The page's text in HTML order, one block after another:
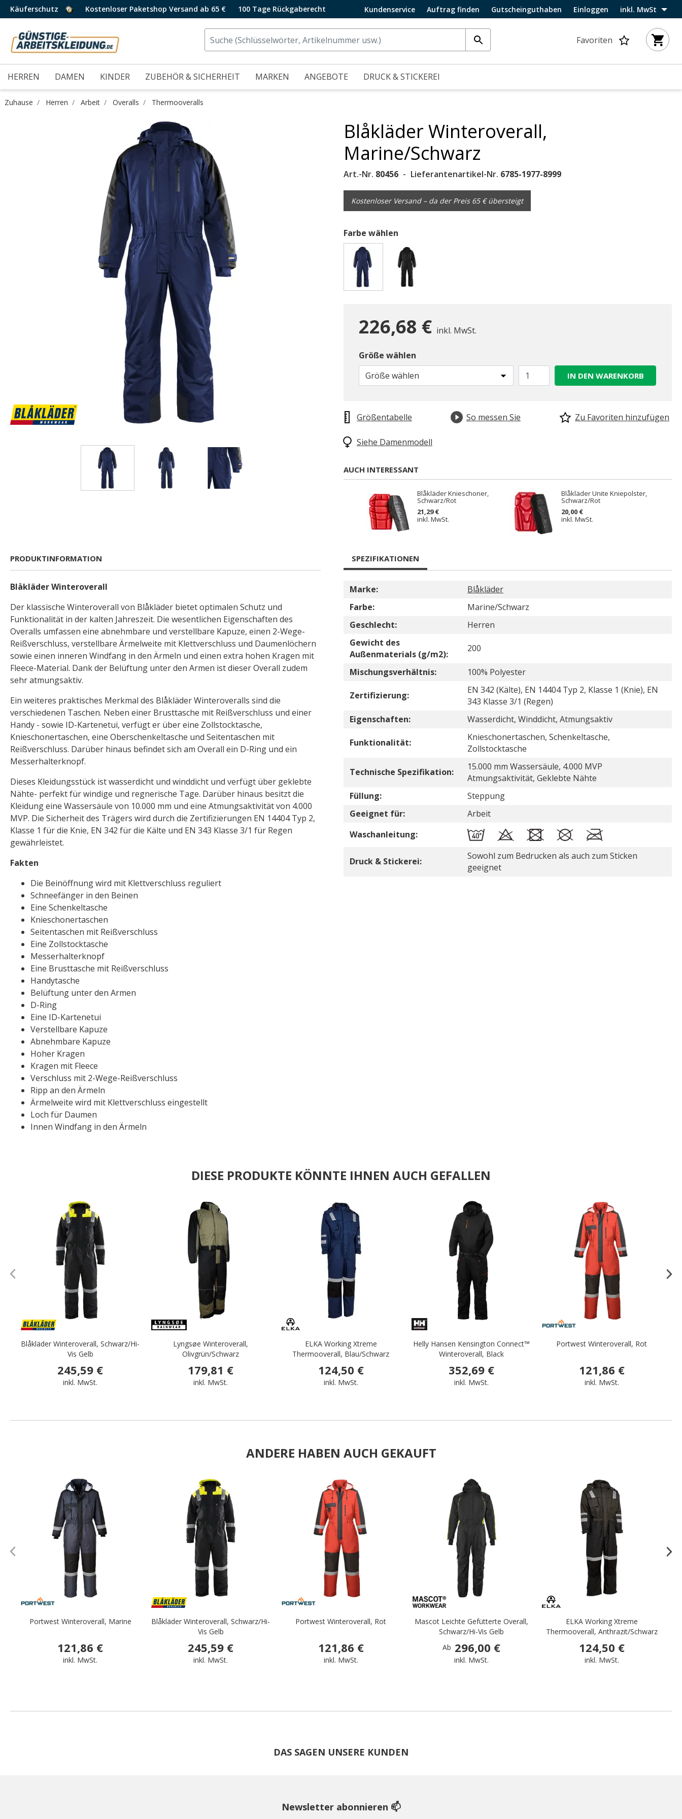
Käuferschutz Kostenloser Paketshop Versand ab 65 € 100 Tage Rückgaberecht Kundenservice Auftrag finden Gutscheinguthaben Einloggen inkl. MwSt
Favoriten
HERREN DAMEN KINDER ZUBEHÖR & SICHERHEIT MARKEN ANGEBOTE DRUCK & STICKEREI
Zuhause Herren Arbeit Overalls Thermooveralls
Blåkläder Winteroverall,
Marine/Schwarz
Art.-Nr. 80456 Lieferantenartikel-Nr. 6785-1977-8999
Kostenloser Versand – da der Preis 65 € übersteigt
Farbe wählen
226,68 € inkl. MwSt.
Größe wählen
Größe wählen
IN DEN WARENKORB
Größentabelle So messen Sie Zu Favoriten hinzufügen
Siehe Damenmodell
AUCH INTERESSANT
Blåkläder Knieschoner,
Schwarz/Rot
21,29 €
inkl. MwSt.
Blåkläder Unite Kniepolster,
Schwarz/Rot
20,00 €
inkl. MwSt.
PRODUKTINFORMATION
Blåkläder Winteroverall
Der klassische Winteroverall von Blåkläder bietet optimalen Schutz und
Funktionalität in der kalten Jahreszeit. Die wesentlichen Eigenschaften des
Overalls umfassen eine abnehmbare und verstellbare Kapuze, einen 2-Wege-
Reißverschluss, verstellbare Ärmelweite mit Klettverschluss und Daumenlöchern
sowie einen inneren Windfang in den Ärmeln und einen extra hohen Kragen mit
Fleece-Material. Dank der Belüftung unter den Armen ist dieser Overall zudem
sehr atmungsaktiv.
Ein weiteres praktisches Merkmal des Blåkläder Winteroveralls sind die
verschiedenen Taschen. Neben einer Brusttasche mit Reißverschluss und einer
Handy - sowie ID-Kartenetui, verfügt er über eine Zollstocktasche,
Knieschonertaschen, eine Oberschenkeltasche und Seitentaschen mit
Reißverschluss. Darüber hinaus befindet sich am Overall ein D-Ring und ein
Messerhalterknopf.
Dieses Kleidungsstück ist wasserdicht und winddicht und verfügt über geklebte
Nähte- perfekt für windige und regnerische Tage. Darüber hinaus besitzt die
Kleidung eine Wassersäule von 10.000 mm und eine Atmungsaktivität von 4.000
MVP. Die Sicherheit des Trägers wird durch die Zertifizierungen EN 14404 Typ 2,
Klasse 1 für die Knie, EN 342 für die Kälte und EN 343 Klasse 3/1 für Regen
gewährleistet.
Fakten
Die Beinöffnung wird mit Klettverschluss reguliert
Schneefänger in den Beinen
Eine Schenkeltasche
Knieschonertaschen
Seitentaschen mit Reißverschluss
Eine Zollstocktasche
Messerhalterknopf
Eine Brusttasche mit Reißverschluss
Handytasche
Belüftung unter den Armen
D-Ring
Eine ID-Kartenetui
Verstellbare Kapuze
Abnehmbare Kapuze
Hoher Kragen
Kragen mit Fleece
Verschluss mit 2-Wege-Reißverschluss
Ripp an den Ärmeln
Ärmelweite wird mit Klettverschluss eingestellt
Loch für Daumen
Innen Windfang in den Ärmeln
SPEZIFIKATIONEN
Marke:
Blåkläder
Farbe:
Marine/Schwarz
Geschlecht:
Herren
Gewicht des
Außenmaterials (g/m2):
200
Mischungsverhältnis: 100% Polyester
Zertifizierung:
EN 342 (Kälte), EN 14404 Typ 2, Klasse 1 (Knie), EN
343 Klasse 3/1 (Regen)
Eigenschaften:
Wasserdicht, Winddicht, Atmungsaktiv
Funktionalität:
Knieschonertaschen, Schenkeltasche,
Zollstocktasche
Technische Spezifikation:
15.000 mm Wassersäule, 4.000 MVP
Atmungsaktivität, Geklebte Nähte
Füllung:
Steppung
Geeignet für:
Arbeit
Waschanleitung:
Druck & Stickerei:
Sowohl zum Bedrucken als auch zum Sticken
geeignet
DIESE PRODUKTE KÖNNTE IHNEN AUCH GEFALLEN
Blåkläder Winteroverall, Schwarz/Hi-
Vis Gelb
245,59 €
inkl. MwSt.
Lyngsøe Winteroverall,
Olivgrün/Schwarz
179,81 €
inkl. MwSt.
ELKA Working Xtreme
Thermooverall, Blau/Schwarz
124,50 €
inkl. MwSt.
Helly Hansen Kensington Connect™
Winteroverall, Black
352,69 €
inkl. MwSt.
Portwest Winteroverall, Rot
121,86 €
inkl. MwSt.
ANDERE HABEN AUCH GEKAUFT
Portwest Winteroverall, Marine
121,86 €
inkl. MwSt.
Blåkläder Winteroverall, Schwarz/Hi-
Vis Gelb
245,59 €
inkl. MwSt.
Portwest Winteroverall, Rot
121,86 €
inkl. MwSt.
Mascot Leichte Gefütterte Overall,
Schwarz/Hi-Vis Gelb
Ab 296,00 €
inkl. MwSt.
ELKA Working Xtreme
Thermooverall, Anthrazit/Schwarz
124,50 €
inkl. MwSt.
DAS SAGEN UNSERE KUNDEN
Newsletter abonnieren 📫